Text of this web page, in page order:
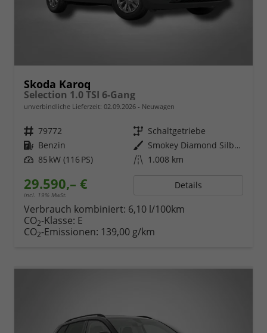
Skoda Karoq
Selection 1.0 TSI 6-Gang
unverbindliche Lieferzeit: 02.09.2026 Neuwagen
Fahrzeugnr. 79772 Getriebe Schaltgetriebe
Kraftstoff Benzin Außenfarbe
Smokey Diamond Silber Metallic
Leistung 85 kW (116 PS) Kilometerstand 1.008 km
29.590,– €
incl. 19% MwSt.
Details
Verbrauch kombiniert: 6,10 l/100km
CO2-Klasse: E
CO2-Emissionen: 139,00 g/km